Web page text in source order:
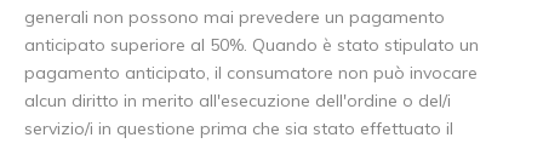
generali non possono mai prevedere un pagamento
anticipato superiore al 50%. Quando è stato stipulato un
pagamento anticipato, il consumatore non può invocare
alcun diritto in merito all'esecuzione dell'ordine o del/i
servizio/i in questione prima che sia stato effettuato il